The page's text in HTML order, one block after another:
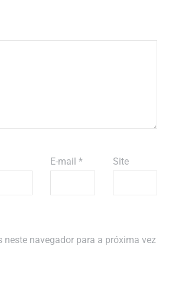
E-mail * Site
neste navegador para a próxima vez